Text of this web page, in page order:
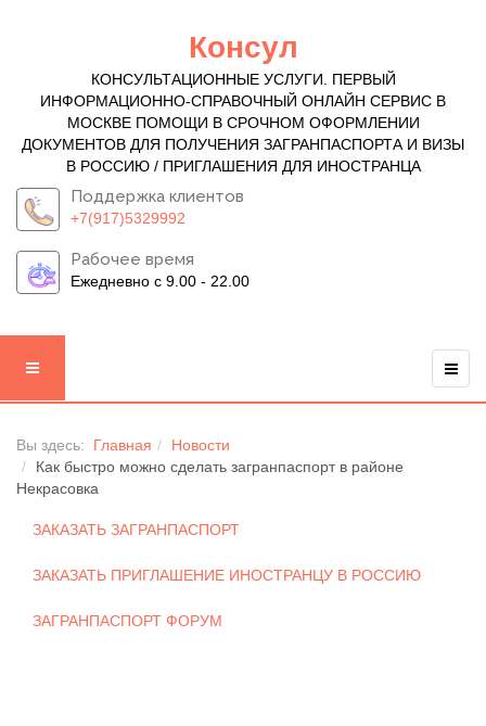
Консул
КОНСУЛЬТАЦИОННЫЕ УСЛУГИ. ПЕРВЫЙ
ИНФОРМАЦИОННО-СПРАВОЧНЫЙ ОНЛАЙН СЕРВИС В
МОСКВЕ ПОМОЩИ В СРОЧНОМ ОФОРМЛЕНИИ
ДОКУМЕНТОВ ДЛЯ ПОЛУЧЕНИЯ ЗАГРАНПАСПОРТА И ВИЗЫ
В РОССИЮ / ПРИГЛАШЕНИЯ ДЛЯ ИНОСТРАНЦА
Поддержка клиентов
+7(917)5329992
Рабочее время
Ежедневно с 9.00 - 22.00
Вы здесь: Главная
Новости
Как быстро можно сделать загранпаспорт в районе
Некрасовка
ЗАКАЗАТЬ ЗАГРАНПАСПОРТ
ЗАКАЗАТЬ ПРИГЛАШЕНИЕ ИНОСТРАНЦУ В РОССИЮ
ЗАГРАНПАСПОРТ ФОРУМ